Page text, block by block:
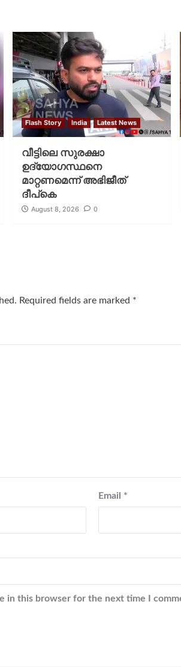
Flash Story India Latest News
വീട്ടിലെ സുരക്ഷാ
ഉദ്യോഗസ്ഥനെ
മാറ്റണമെന്ന് അഭിജീത്
ദീപ്‌കെ
August 8, 2026 0
Required fields are marked *
Email *
in this browser for the next time I